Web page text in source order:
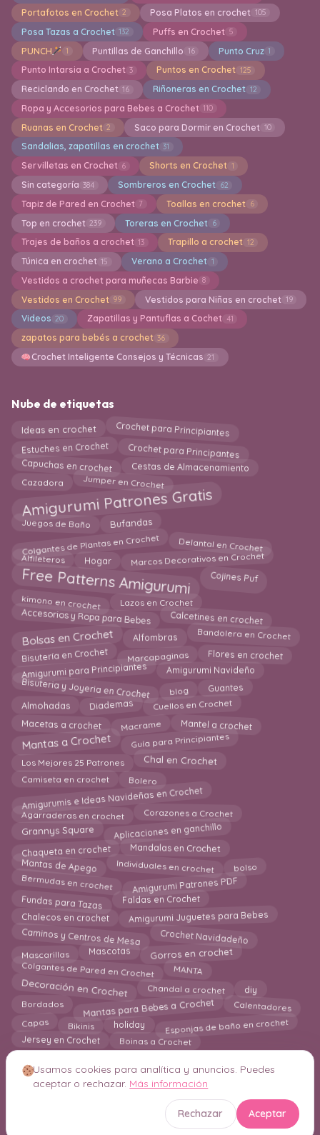
Portafotos en Crochet 2 Posa Platos en crochet 105
Posa Tazas a Crochet 132 Puffs en Crochet 5
PUNCH 1 Puntillas de Ganchillo 16 Punto Cruz 1
Punto Intarsia a Crochet 3 Puntos en Crochet 125
Reciclando en Crochet 16 Riñoneras en Crochet 12
Ropa y Accesorios para Bebes a Crochet 110
Ruanas en Crochet 2 Saco para Dormir en Crochet 10
Sandalias, zapatillas en crochet 31
Servilletas en Crochet 6 Shorts en Crochet 1
Sin categoría 384 Sombreros en Crochet 62
Tapiz de Pared en Crochet 7 Toallas en crochet 6
Top en crochet 239 Toreras en Crochet 6
Trajes de baños a crochet 13 Trapillo a crochet 12
Túnica en crochet 15 Verano a Crochet 1
Vestidos a crochet para muñecas Barbie 8
Vestidos en Crochet 99 Vestidos para Niñas en crochet 19
Videos 20 Zapatillas y Pantuflas a Cochet 41
zapatos para bebés a crochet 36
Crochet Inteligente Consejos y Técnicas 21
Nube de etiquetas
Ideas en crochet Crochet para Principiantes
Estuches en Crochet Crochet para Principantes
Capuchas en crochet Cestas de Almacenamiento
Cazadora Jumper en Crochet
Amigurumi Patrones Gratis
Juegos de Baño Bufandas
Colgantes de Plantas en Crochet Delantal en Crochet
Alfileteros Hogar Marcos Decorativos en Crochet
Free Patterns Amigurumi Cojines Puf
kimono en crochet Lazos en Crochet
Accesorios y Ropa para Bebes Calcetines en crochet
Bolsas en Crochet Alfombras Bandolera en Crochet
Bisutería en Crochet Marcapaginas Flores en crochet
Amigurumi para Principiantes Amigurumi Navideño
Bisuteria y Joyeria en Crochet blog Guantes
Almohadas Diademas Cuellos en Crochet
Macetas a crochet Macrame Mantel a crochet
Mantas a Crochet Guía para Principiantes
Los Mejores 25 Patrones Chal en Crochet
Camiseta en crochet Bolero
Amigurumis e Ideas Navideñas en Crochet
Agarraderas en crochet Corazones a Crochet
Grannys Square Aplicaciones en ganchillo
Chaqueta en crochet Mandalas en Crochet
Mantas de Apego Individuales en crochet bolso
Bermudas en crochet Amigurumi Patrones PDF
Fundas para Tazas Faldas en Crochet
Chalecos en crochet Amigurumi Juguetes para Bebes
Caminos y Centros de Mesa Crochet Navidadeño
Mascarillas Mascotas Gorros en crochet
Colgantes de Pared en Crochet MANTA
Decoración en Crochet Chandal a crochet diy
Bordados Mantas para Bebes a Crochet Calentadores
Capas Bikinis holiday Esponjas de baño en crochet
Jersey en Crochet Boinas a Crochet
© 2026 Crochetisimo. Todos los derechos reservados.
Usamos cookies para analítica y anuncios. Puedes
aceptar o rechazar. Más información
Rechazar Aceptar